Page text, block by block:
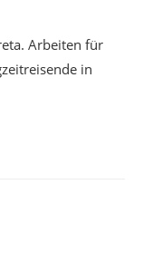
Arbeiten für
in